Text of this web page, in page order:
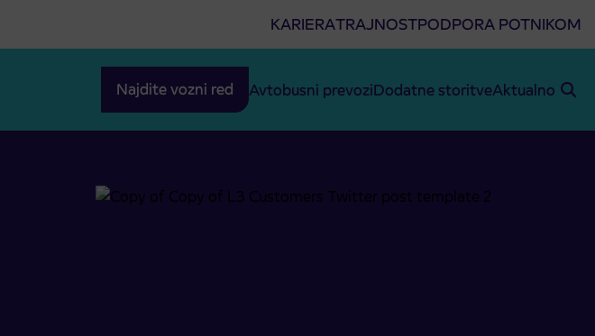
KARIERATRAJNOSTPODPORA POTNIKOM
Najdite vozni red Avtobusni prevoziDodatne storitveAktualno
– Portorož